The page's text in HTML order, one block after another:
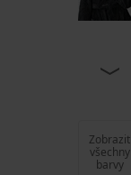
Zobrazit
všechny
barvy